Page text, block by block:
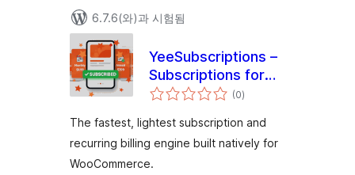
6.7.6(와)과 시험됨
YeeSubscriptions –
Subscriptions for
WooCommerce
(0전
체
점
)
The fastest, lightest subscription and
recurring billing engine built natively for
WooCommerce.